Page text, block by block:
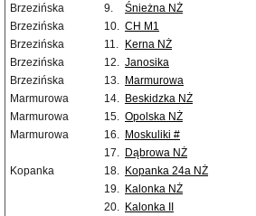
Brzezińska
9. Śnieżna NŻ
Brzezińska
10. CH M1
Brzezińska
11. Kerna NŻ
Brzezińska
12. Janosika
Brzezińska
13. Marmurowa
Marmurowa
14. Beskidzka NŻ
Marmurowa
15. Opolska NŻ
Marmurowa
16. Moskuliki #
17. Dąbrowa NŻ
Kopanka
18. Kopanka 24a NŻ
19. Kalonka NŻ
20. Kalonka II